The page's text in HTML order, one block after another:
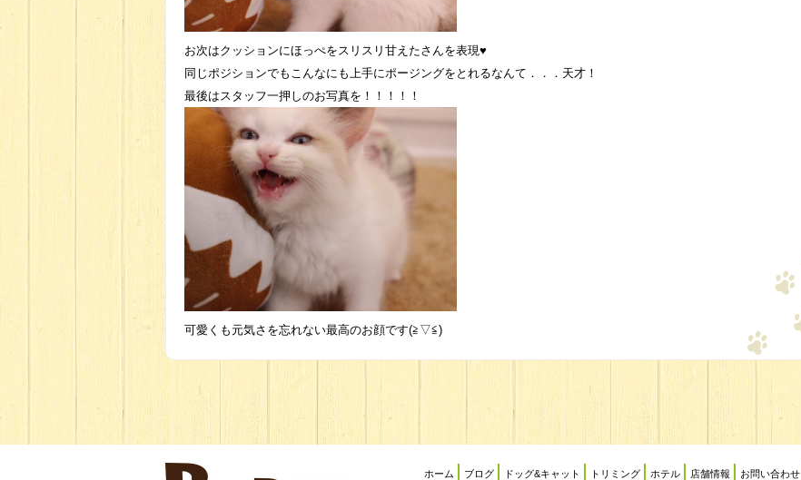
お次はクッションにほっぺをスリスリ甘えたさんを表現♥
同じポジションでもこんなにも上手にポージングをとれるなんて．．．天才！
最後はスタッフ一押しのお写真を！！！！！
可愛くも元気さを忘れない最高のお顔です(≧▽≦)
ホーム ブログ ドッグ&キャット トリミング ホテル 店舗情報 お問い合わせ